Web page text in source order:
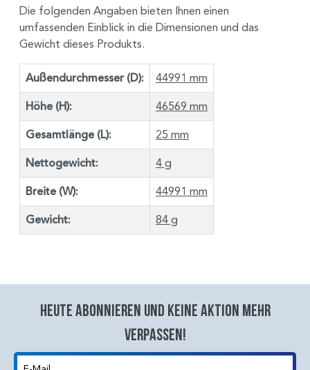
Die folgenden Angaben bieten Ihnen einen
umfassenden Einblick in die Dimensionen und das
Gewicht dieses Produkts.
Außendurchmesser (D): 44991 mm
Höhe (H): 46569 mm
Gesamtlänge (L): 25 mm
Nettogewicht: 4 g
Breite (W): 44991 mm
Gewicht: 84 g
Heute abonnieren und keine aktion mehr
verpassen!